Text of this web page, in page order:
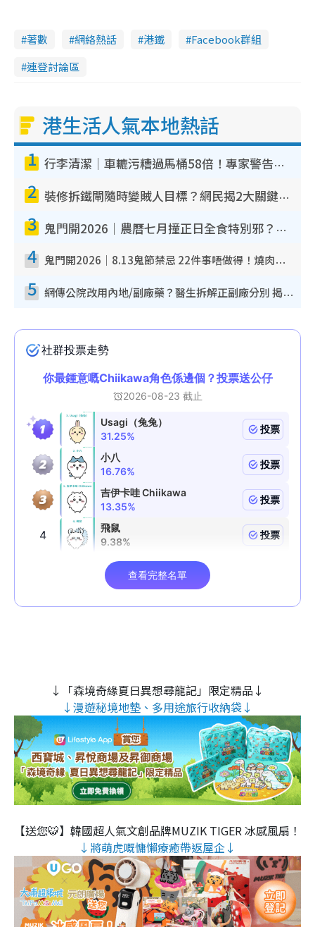
著數 網絡熱話 港鐵
Facebook群組
連登討論區
港生活人氣本地熱話
1 行李清潔｜車轆污糟過馬桶58倍！專家警告忌用酒精抹 教1招免污手除菌
2 裝修拆鐵閘隨時變賊人目標？網民揭2大關鍵用途：裝新式等於白裝？附新舊鐵閘分別
3 鬼門開2026｜農曆七月撞正日全食特別邪？專家警告切忌做一事！揭4大禁忌+2招保平安
4 鬼門開2026｜8.13鬼節禁忌 22件事唔做得！燒肉、刺身要少食？半夜勿吹口哨/打呢個電話
5 網傳公院改用內地/副廠藥？醫生拆解正副廠分別 揭4類人換藥隨時出事
↓「森境奇緣夏日異想尋龍記」限定精品↓
↓漫遊秘境地墊、多用途旅行收納袋↓
【送您🐯】韓國超人氣文創品牌MUZIK TIGER 冰感風扇！
↓將萌虎嘅慵懶療癒帶返屋企↓